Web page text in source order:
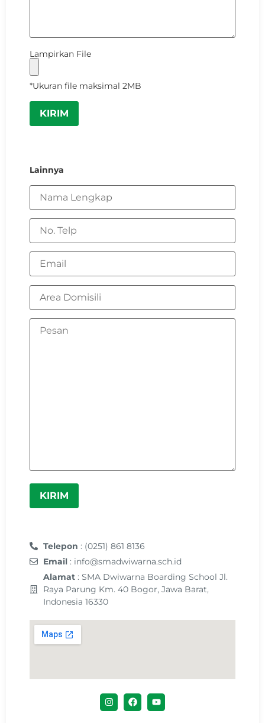
Telepon : (0251) 861 8136
Email : info@smadwiwarna.sch.id
Alamat: SMA Dwiwarna Boarding School Jl.
Raya Parung Km. 40 Bogor, Jawa Barat,
Indonesia 16330
Lampirkan File
*Ukuran file maksimal 2MB
Lainnya